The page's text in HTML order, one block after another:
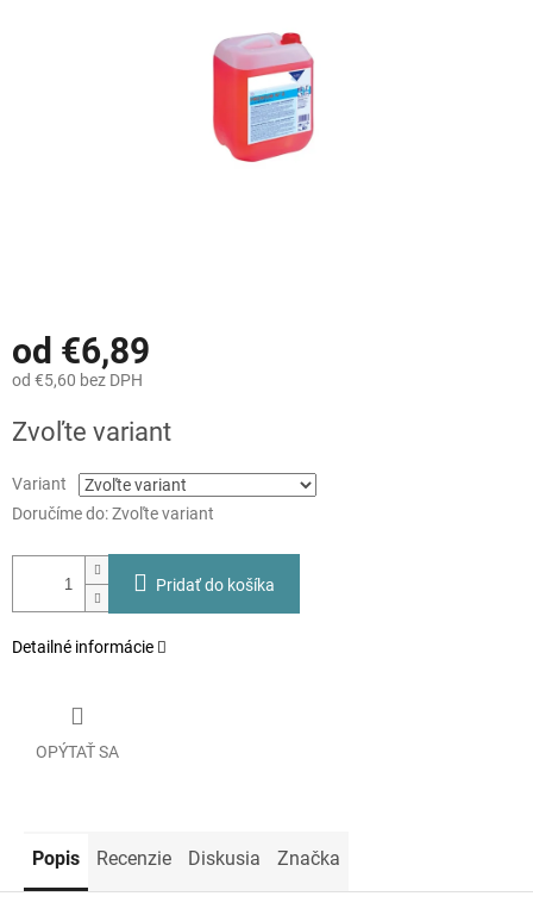
od €6,89
od €5,60 bez DPH
cena:
Zvoľte variant
Variant
Doručíme do:Zvoľte variant
Pridať do košíka
Detailné informácie
OPÝTAŤ SA
Popis Recenzie Diskusia Značka